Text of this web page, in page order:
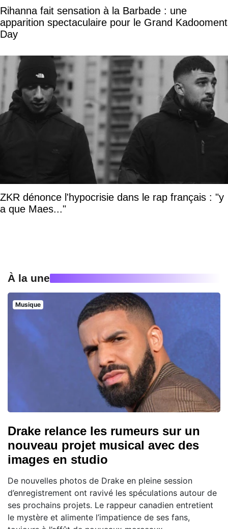
Rihanna fait sensation à la Barbade : une
apparition spectaculaire pour le Grand Kadooment
Day
ZKR dénonce l'hypocrisie dans le rap français : "y
a que Maes..."
À la une
Musique
Drake relance les rumeurs sur un
nouveau projet musical avec des
images en studio
De nouvelles photos de Drake en pleine session
d’enregistrement ont ravivé les spéculations autour de
ses prochains projets. Le rappeur canadien entretient
le mystère et alimente l’impatience de ses fans,